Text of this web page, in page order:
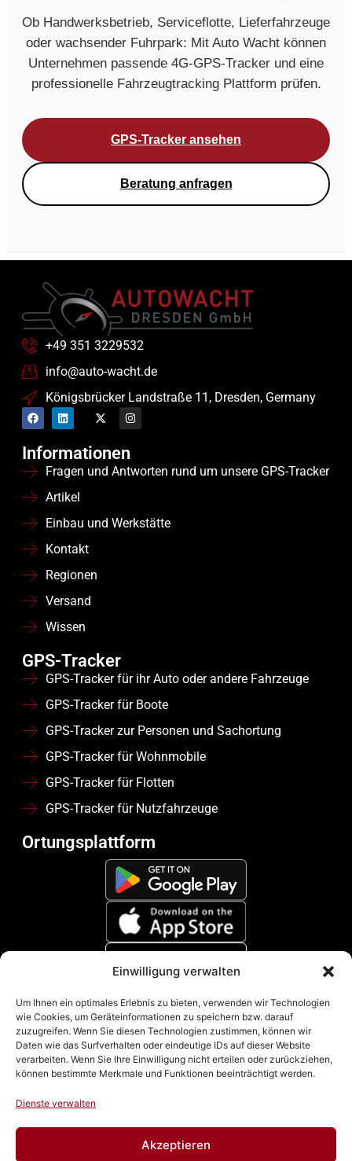
Einwilligung verwalten
Um Ihnen ein optimales Erlebnis zu bieten, verwenden wir Technologien
wie Cookies, um Geräteinformationen zu speichern bzw. darauf
zuzugreifen. Wenn Sie diesen Technologien zustimmen, können wir
Daten wie das Surfverhalten oder eindeutige IDs auf dieser Website
verarbeiten. Wenn Sie Ihre Einwilligung nicht erteilen oder zurückziehen,
können bestimmte Merkmale und Funktionen beeinträchtigt werden.
Dienste verwalten
Akzeptieren
Ob Handwerksbetrieb, Serviceflotte, Lieferfahrzeuge
oder wachsender Fuhrpark: Mit Auto Wacht können
Unternehmen passende 4G-GPS-Tracker und eine
professionelle Fahrzeugtracking Plattform prüfen.
GPS-Tracker ansehen
Beratung anfragen
+49 351 3229532
info@auto-wacht.de
Königsbrücker Landstraße 11, Dresden, Germany
Informationen
Fragen und Antworten rund um unsere GPS-Tracker
Artikel
Einbau und Werkstätte
Kontakt
Regionen
Versand
Wissen
GPS-Tracker
GPS-Tracker für ihr Auto oder andere Fahrzeuge
GPS-Tracker für Boote
GPS-Tracker zur Personen und Sachortung
GPS-Tracker für Wohnmobile
GPS-Tracker für Flotten
GPS-Tracker für Nutzfahrzeuge
Ortungsplattform
Zahlungsmethoden